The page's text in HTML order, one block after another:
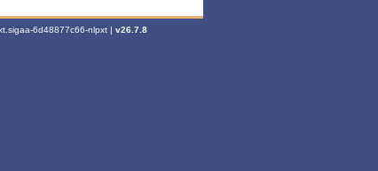
6d48877c66-nlpxt | v26.7.8